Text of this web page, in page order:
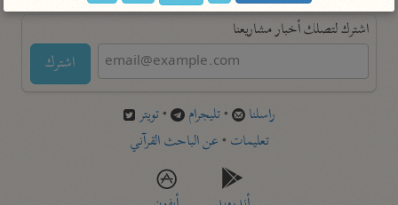
اشترك لتصلك أخبار مشاريعنا
اشترك
راسلنا •تليجرام •تويتر
تعليمات •عن الباحث القرآني